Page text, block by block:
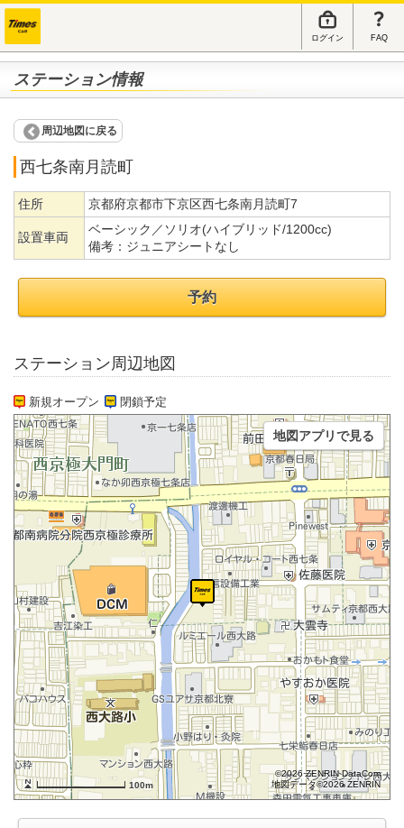
ログイン FAQ
ステーション情報
周辺地図に戻る
西七条南月読町
住所 京都府京都市下京区西七条南月読町7
設置車両
ベーシック／ソリオ(ハイブリッド/1200cc)
備考： ジュニアシートなし
予約
ステーション周辺地図
新規オープン 閉鎖予定
100m
©2026 ZENRIN DataCom
地図データ©2026 ZENRIN
地図アプリで見る